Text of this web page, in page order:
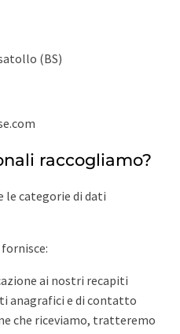
(BS)
raccogliamo?
le categorie di dati
ai nostri recapiti
anagrafici e di contatto
che riceviamo, tratteremo